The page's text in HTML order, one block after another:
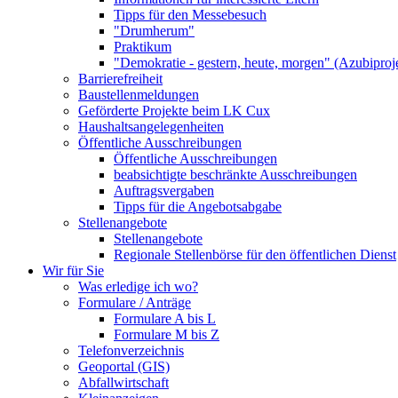
Tipps für den Messebesuch
"Drumherum"
Praktikum
"Demokratie - gestern, heute, morgen"
Barrierefreiheit
Baustellenmeldungen
Geförderte Projekte beim LK Cux
Haushaltsangelegenheiten
Öffentliche Ausschreibungen
Öffentliche Ausschreibungen
beabsichtigte beschränkte Ausschreibungen
Auftragsvergaben
Tipps für die Angebotsabgabe
Stellenangebote
Stellenangebote
Regionale Stellenbörse für den öffentlichen Dienst
Wir für Sie
Was erledige ich wo?
Formulare / Anträge
Formulare A bis L
Formulare M bis Z
Telefonverzeichnis
Geoportal (GIS)
Abfallwirtschaft